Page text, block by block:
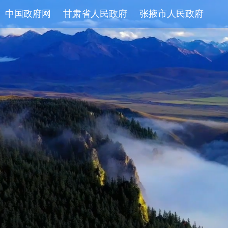
中国政府网 甘肃省人民政府 张掖市人民政府